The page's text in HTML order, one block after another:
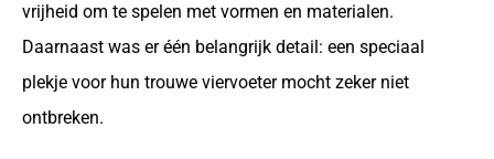
vrijheid om te spelen met vormen en materialen.
Daarnaast was er één belangrijk detail: een speciaal
plekje voor hun trouwe viervoeter mocht zeker niet
ontbreken.